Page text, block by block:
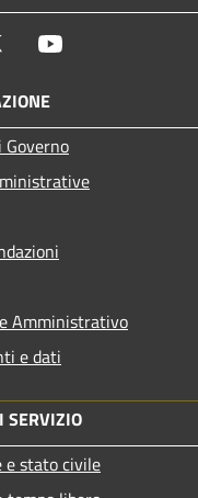
Twitter
Governo
Amministrativo
e dati
SERVIZIO
e stato civile